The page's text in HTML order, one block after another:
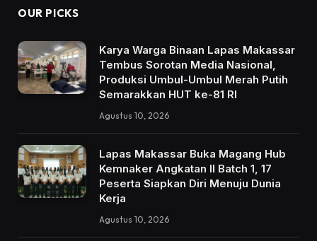
OUR PICKS
Karya Warga Binaan Lapas Makassar
Tembus Sorotan Media Nasional,
Produksi Umbul-Umbul Merah Putih
Semarakkan HUT ke-81 RI
Agustus 10, 2026
Lapas Makassar Buka Magang Hub
Kemnaker Angkatan II Batch 1, 17
Peserta Siapkan Diri Menuju Dunia
Kerja
Agustus 10, 2026